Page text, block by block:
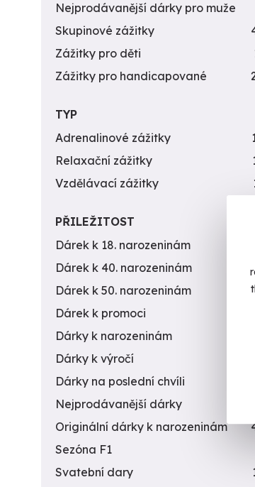
Nejprodávanější dárky pro muže
Skupinové zážitky
Zážitky pro děti
Zážitky pro handicapované
TYP
Adrenalinové zážitky
Relaxační zážitky
Vzdělávací zážitky
PŘILEŽITOST
Dárek k 18. narozeninám
Dárek k 40. narozeninám
Dárek k 50. narozeninám
Dárek k promoci
Dárky k narozeninám
Dárky k výročí
Dárky na poslední chvíli
Nejprodávanější dárky
Originální dárky k narozeninám
Sezóna F1
Svatební dary